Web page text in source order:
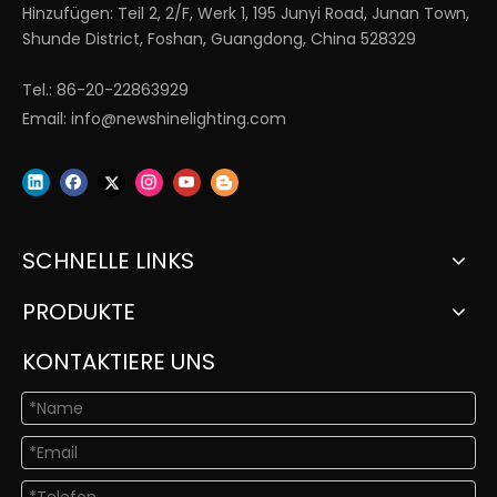
Hinzufügen: Teil 2, 2/F, Werk 1, 195 Junyi Road, Junan Town,
Shunde District, Foshan, Guangdong, China 528329
Tel.: 86-20-22863929
Email: info@newshinelighting.com
SCHNELLE LINKS
PRODUKTE
KONTAKTIERE UNS